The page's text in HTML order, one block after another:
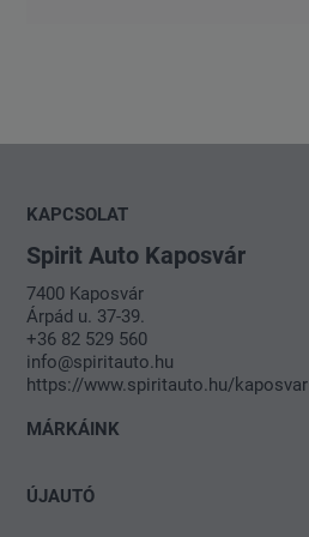
KAPCSOLAT
Spirit Auto Kaposvár
7400 Kaposvár
Árpád u. 37-39.
+36 82 529 560
info@spiritauto.hu
https://www.spiritauto.hu/kaposvar
MÁRKÁINK
Audi
ÚJAUTÓ